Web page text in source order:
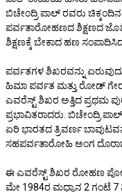
ಬಿಚೇಂದ್ರಿ ಪಾಲ್ ರವರು
ಪರ್ವತಾರೋಹಣದ ಶಿಕ್ಷಣದ
ಶಿಕ್ಷಣಕ್ಕೆ ಬೇಕಾದ ಹಣ
ಪರ್ವತಗಳ ಶಿಖರವನ್ನು
ಹಿಮಾ ಪರ್ವತ ಮತ್ತು ರೋಡ್ ಗೇರು
ಎವರೆಸ್ಟ್ ಶಿಖರ ಅತ್ತಿದ ಪ್ರಥಮ
ಪ್ರಭಾವಿತರಾದರು. ಬಿಚೇಂದ್ರಿ
ಏರಿ ಭಾರತದ ತ್ರಿವರ್ಣ
ಸಹಪರ್ವತಾರೋಹಿ ಅಂಗ
ಈ ಎವರೆಸ್ಟ್ ಶಿಖರ ರೋಹಣ
ಮೇ 1984ರ ಮಧ್ಯಾನ 2 ಗಂಟೆ